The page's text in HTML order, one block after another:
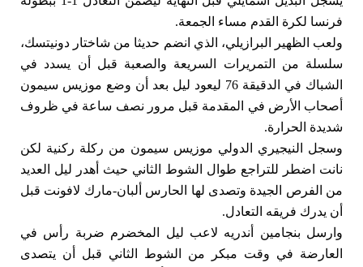
فرنسا لكرة القدم مساء الجمعة.
شديدة الحرارة.
نانت اضطر
أن يدرك فريقه التعادل.